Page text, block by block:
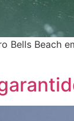
Bells Beach